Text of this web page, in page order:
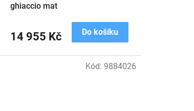
ghiaccio mat
14 955 Kč Do košíku
Kód: 9884026